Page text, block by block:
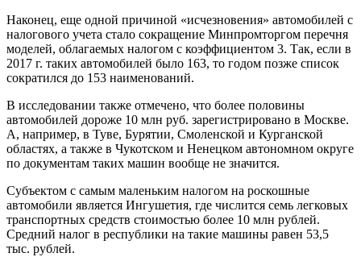
Наконец, еще одной причиной «исчезновения» автомобилей с
налогового учета стало сокращение Минпромторгом перечня
моделей, облагаемых налогом с коэффициентом 3. Так, если в
2017 г. таких автомобилей было 163, то годом позже список
сократился до 153 наименований.
В исследовании также отмечено, что более половины
автомобилей дороже 10 млн руб. зарегистрировано в Москве.
А, например, в Туве, Бурятии, Смоленской и Курганской
областях, а также в Чукотском и Ненецком автономном округе
по документам таких машин вообще не значится.
Субъектом с самым маленьким налогом на роскошные
автомобили является Ингушетия, где числится семь легковых
транспортных средств стоимостью более 10 млн рублей.
Средний налог в республики на такие машины равен 53,5
тыс. рублей.